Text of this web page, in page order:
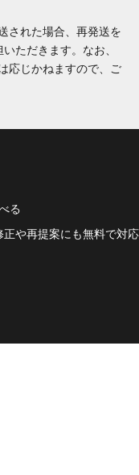
された場合、再発送を
ただきます。なお、
応じかねますので、ご
る
や再提案にも無料で対応
Missing interpolation
Missing interpolation
Missing interpolation